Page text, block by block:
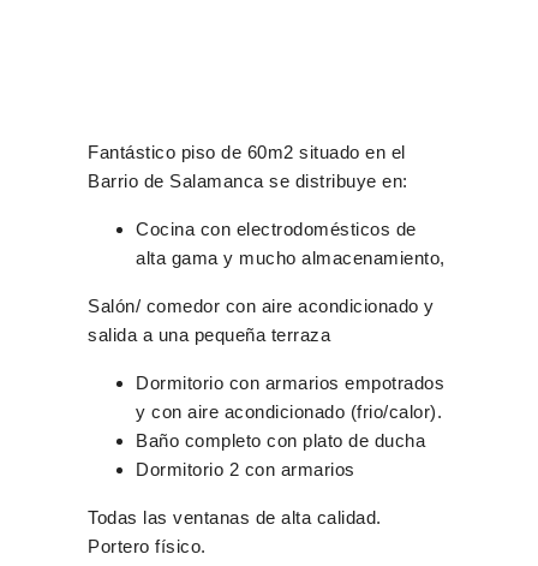
Fantástico piso de 60m2 situado en el
Barrio de Salamanca se distribuye en:
Cocina con electrodomésticos de
alta gama y mucho almacenamiento,
Salón/ comedor con aire acondicionado y
salida a una pequeña terraza
Dormitorio con armarios empotrados
y con aire acondicionado (frio/calor).
Baño completo con plato de ducha
Dormitorio 2 con armarios
Todas las ventanas de alta calidad.
Portero físico.